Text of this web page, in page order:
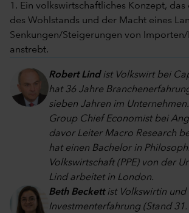
1. Ein volkswirtschaftliches Konzept,
des Wohlstands und der Macht eines
Senkungen/Steigerungen von
anstrebt.
Robert Lindist Volkswirt bei
hat 36 Jahre
sieben Jahren im
Group Chief Economist bei
davor Leiter Macro Research
hat einen Bachelor in
Volkswirtschaft (PPE) von der
Lind arbeitet in London.
Beth Beckettist Volkswirtin und
Investmenterfahrung (Stand